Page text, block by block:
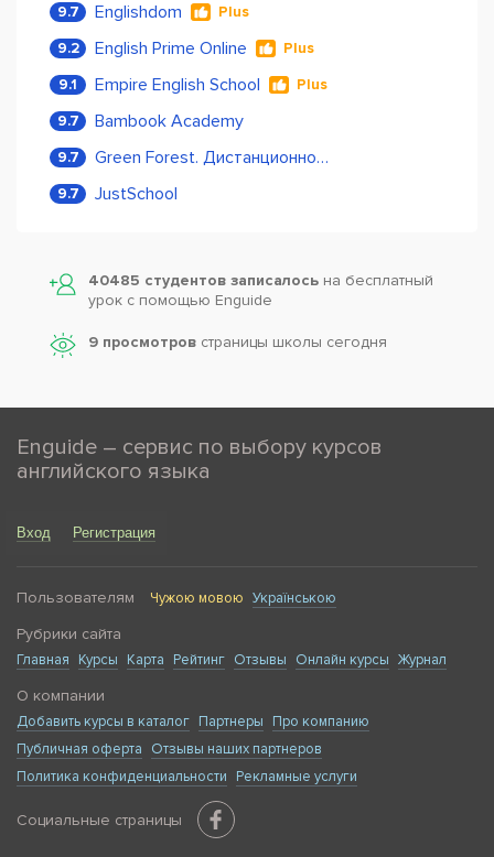
9.7 Englishdom Plus
9.2 English Prime Online Plus
9.1 Empire English School Plus
9.7 Bambook Academy
9.7 Green Forest. Дистанционное обучение
9.7 JustSchool
40485 студентов записалось на бесплатный
урок с помощью Enguide
9 просмотров страницы школы сегодня
Enguide – сервис по выбору курсов
английского языка
Вход Регистрация
Пользователям Чужою мовою Українською
Рубрики сайта
Главная Курсы Карта Рейтинг Отзывы Онлайн курсы Журнал
О компании
Добавить курсы в каталог Партнеры
Про компанию
Публичная оферта
Отзывы наших партнеров
Политика конфиденциальности
Рекламные услуги
Социальные страницы